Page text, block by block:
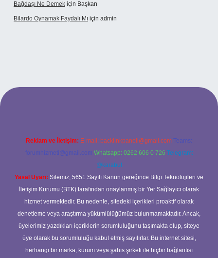
Bağdaşı Ne Demek için Başkan
Bilardo Oynamak Faydalı Mı için admin
bahis sitesi
Reklam ve İletişim: E-mail: backlinkpaneli@gmail.com Teams:
forumhizmeti@gmail.com Whatsapp: 0262 606 0 726 Telegram:
@karabul
Yasal Uyarı: Sitemiz, 5651 Sayılı Kanun gereğince Bilgi Teknolojileri ve
İletişim Kurumu (BTK) tarafından onaylanmış bir Yer Sağlayıcı olarak
hizmet vermektedir. Bu nedenle, sitedeki içerikleri proaktif olarak
denetleme veya araştırma yükümlülüğümüz bulunmamaktadır. Ancak,
üyelerimiz yazdıkları içeriklerin sorumluluğunu taşımakta olup, siteye
üye olarak bu sorumluluğu kabul etmiş sayılırlar. Bu internet sitesi,
herhangi bir marka, kurum veya şahıs şirketi ile hiçbir bağlantısı